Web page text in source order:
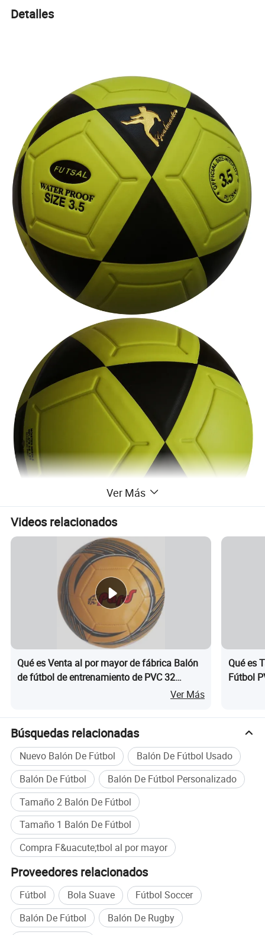
Detalles
Gráfico de tamaños
sage
Chica, Niño, Adulto, todos
Ver Más
Videos relacionados
Qué es Venta al por mayor de fábrica Balón
de fútbol de entrenamiento de PVC 32
Tamaño del panel 5 Balón de fútbol, balón
Ver Más
Qué es
Fútbol
Búsquedas relacionadas
Nuevo Balón De Fútbol
Balón De Fútbol Usado
Balón De Fútbol
Balón De Fútbol Personalizado
Tamaño 2 Balón De Fútbol
Tamaño 1 Balón De Fútbol
Compra F&uacute;tbol al por mayor
Proveedores relacionados
Fútbol Bola Suave
Fútbol Soccer
Balón De Fútbol
Balón De Rugby